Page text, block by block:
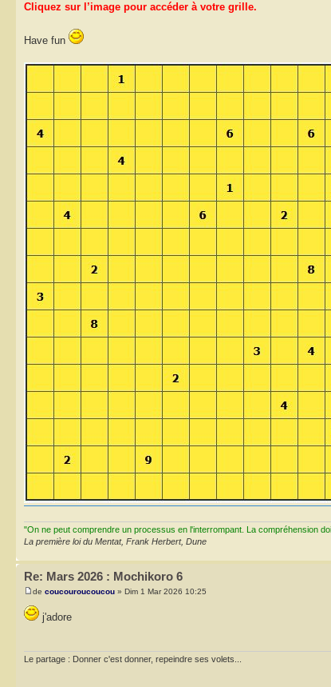
Cliquez sur l’image pour accéder à votre grille.
Have fun
"On ne peut comprendre un processus en l'interrompant. La compréhension
La première loi du Mentat, Frank Herbert, Dune
Re: Mars 2026 : Mochikoro 6
de coucouroucoucou » Dim 1 Mar 2026 10:25
j'adore
Le partage : Donner c'est donner, repeindre ses volets...